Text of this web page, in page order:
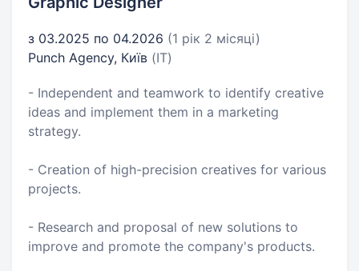
з 03.2025 по 04.2026 (1 рік 2 місяці)
Punch Agency, Київ (IT)
- Independent and teamwork to identify creative
ideas and implement them in a marketing
strategy.
- Creation of high-precision creatives for various
projects.
- Research and proposal of new solutions to
improve and promote the company's products.